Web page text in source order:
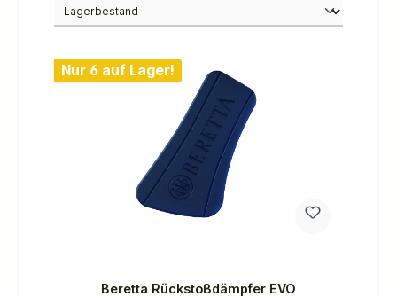
Nur 6 auf Lager!
Beretta Rückstoßdämpfer EVO